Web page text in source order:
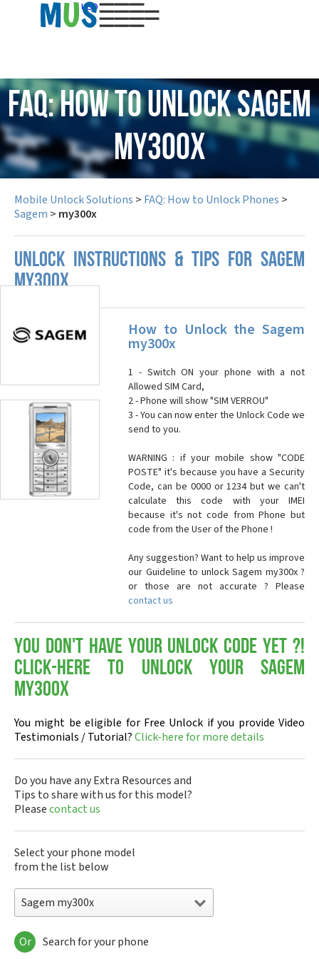
USD
FAQ: How to Unlock Sagem
my300x
Mobile Unlock Solutions > FAQ: How to Unlock Phones >
Sagem > my300x
UNLOCK INSTRUCTIONS & TIPS FOR SAGEM
MY300X
How to Unlock the Sagem
my300x
1 - Switch ON your phone with a not
Allowed SIM Card,
2 - Phone will show "SIM VERROU"
3 - You can now enter the Unlock Code we
send to you.
WARNING : if your mobile show "CODE
POSTE" it's because you have a Security
Code, can be 0000 or 1234 but we can't
calculate this code with your IMEI
because it's not code from Phone but
code from the User of the Phone !
Any suggestion? Want to help us improve
our Guideline to unlock Sagem my300x ?
or those are not accurate ? Please
contact us
You don't have your Unlock Code yet ?!
Click-here to Unlock your Sagem
my300x
You might be eligible for Free Unlock if you provide Video
Testimonials / Tutorial?Click-here for more details
Do you have any Extra Resources and
Tips to share with us for this model?
Pleasecontact us
Select your phone model
from the list below
Sagem my300x
Or Search for your phone